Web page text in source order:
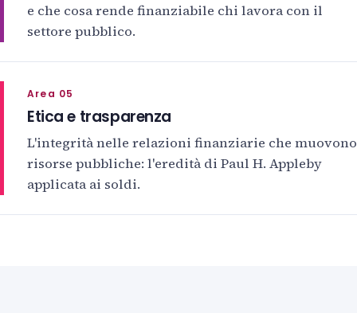
e che cosa rende finanziabile chi lavora con il
settore pubblico.
Area 05
Etica e trasparenza
L'integrità nelle relazioni finanziarie che muovono
risorse pubbliche: l'eredità di Paul H. Appleby
applicata ai soldi.